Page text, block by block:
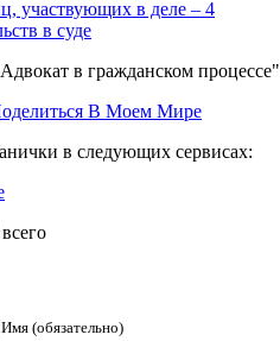
участвующих в деле – 4
в суде
в гражданском
в следующих сервисах:
Имя (обязательно)